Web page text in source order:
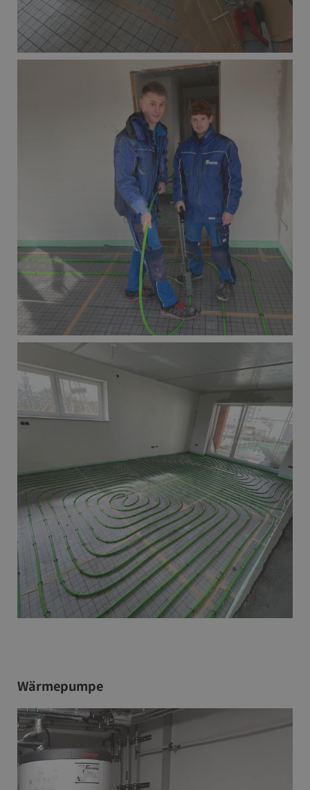
Wärmepumpe